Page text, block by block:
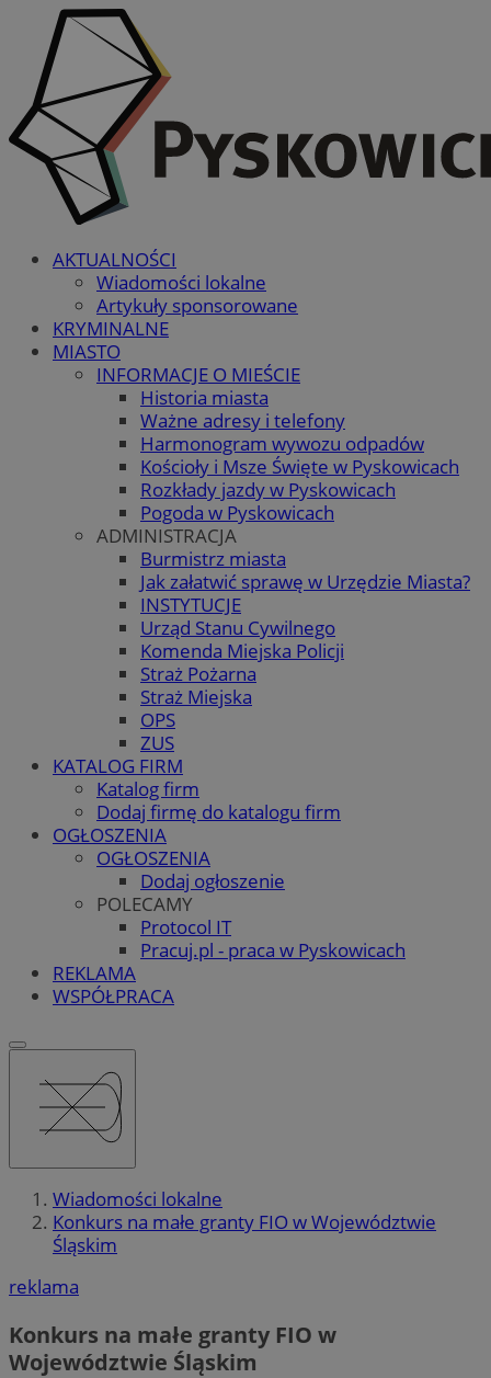
AKTUALNOŚCI
Wiadomości lokalne
Artykuły sponsorowane
KRYMINALNE
MIASTO
INFORMACJE O MIEŚCIE
Historia miasta
Ważne adresy i telefony
Harmonogram wywozu odpadów
Kościoły i Msze Święte w Pyskowicach
Rozkłady jazdy w Pyskowicach
Pogoda w Pyskowicach
ADMINISTRACJA
Burmistrz miasta
Jak załatwić sprawę w Urzędzie Miasta?
INSTYTUCJE
Urząd Stanu Cywilnego
Komenda Miejska Policji
Straż Pożarna
Straż Miejska
OPS
ZUS
KATALOG FIRM
Katalog firm
Dodaj firmę do katalogu firm
OGŁOSZENIA
OGŁOSZENIA
Dodaj ogłoszenie
POLECAMY
Protocol IT
Pracuj.pl - praca w Pyskowicach
REKLAMA
WSPÓŁPRACA
Wiadomości lokalne
Konkurs na małe granty FIO w Województwie
Śląskim
reklama
Konkurs na małe granty FIO w
Województwie Śląskim